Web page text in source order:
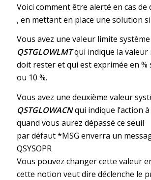
Voici comment être alerté en cas de
, en mettant en place une solution
Vous avez une valeur limite système
QSTGLOWLMTqui indique la valeur
doit rester et qui est exprimée en %
ou 10 %.
Vous avez une deuxième valeur
QSTGLOWACNqui indique l’action
quand vous aurez dépassé ce seuil
par défaut *MSG enverra un
QSYSOPR
Vous pouvez changer cette valeur
cette notion veut dire déclenche le